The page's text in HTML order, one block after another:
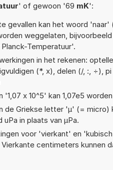
' of gewoon '69 mK':
gevallen kan het woord
weggelaten,
Planck-Temperatuur'.
in het rekenen:
(*, x), delen (/, :, ÷),
'1,07 x 10^5' kan 1,07e5
de Griekse letter 'µ' (= micro)
uPa in plaats van µPa.
voor 'vierkant' en
centimeters kunnen